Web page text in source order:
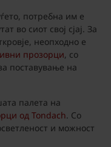
потребна им е
во сиот свој сјај. За
неопходно е
прозорци, со
поставување на
палета на
од Tondach. Со
и можност